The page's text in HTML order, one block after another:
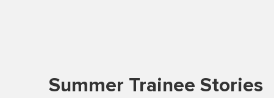
Summer Trainee Stories